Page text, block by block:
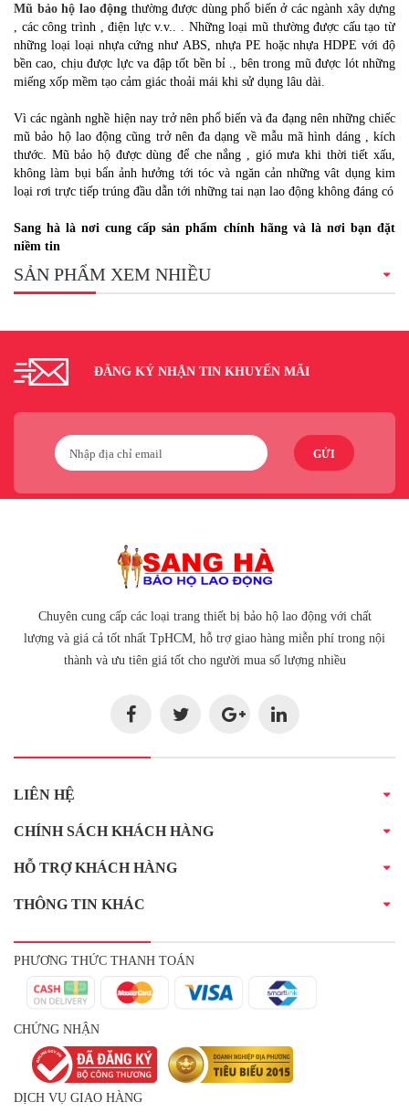
Mũ bảo hộ lao động thường được dùng phổ biến ở các ngành xây dựng
, các công trình , điện lực v.v.. . Những loại mũ thường được cấu tạo từ
những loại loại nhựa cứng như ABS, nhựa PE hoặc nhựa HDPE với độ
bền cao, chịu được lực va đập tốt bền bỉ ., bên trong mũ được lót những
miếng xốp mềm tạo cảm giác thoải mái khi sử dụng lâu dài.
Vì các ngành nghề hiện nay trở nên phổ biến và đa đạng nên những chiếc
mũ bảo hộ lao động cũng trở nên đa dạng về mẫu mã hình dáng , kích
thước. Mũ bảo hộ được dùng để che nắng , gió mưa khi thời tiết xấu,
không làm bụi bẩn ảnh hưởng tới tóc và ngăn cản những vât dụng kim
loại rơi trực tiếp trúng đầu dẫn tới những tai nạn lao động không đáng có
Sang hà là nơi cung cấp sản phẩm chính hãng và là nơi bạn đặt
niềm tin
SẢN PHẨM XEM NHIỀU
ĐĂNG KÝ NHẬN TIN KHUYẾN MÃI
GỬI
Chuyên cung cấp các loại trang thiết bị bảo hộ lao động với chất
lượng và giá cả tốt nhất TpHCM, hỗ trợ giao hàng miễn phí trong nội
thành và ưu tiên giá tốt cho người mua số lượng nhiều
LIÊN HỆ
CHÍNH SÁCH KHÁCH HÀNG
HỖ TRỢ KHÁCH HÀNG
THÔNG TIN KHÁC
PHƯƠNG THỨC THANH TOÁN
CHỨNG NHẬN
DỊCH VỤ GIAO HÀNG